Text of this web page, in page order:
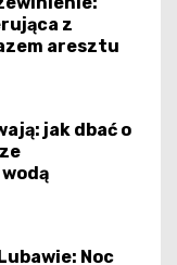
z
aresztu
jak dbać o
Noc